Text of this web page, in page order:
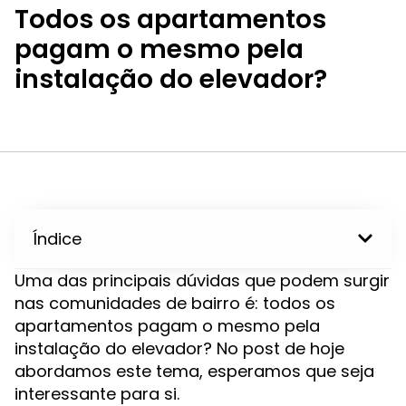
Todos os apartamentos
pagam o mesmo pela
instalação do elevador?
Índice
Uma das principais dúvidas que podem surgir
nas comunidades de bairro é: todos os
apartamentos pagam o mesmo pela
instalação do elevador? No post de hoje
abordamos este tema, esperamos que seja
interessante para si.